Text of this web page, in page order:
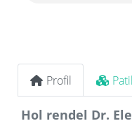
Profil
Hol rendel Dr.